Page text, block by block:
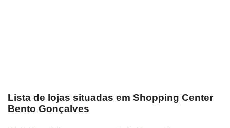
Lista de lojas situadas em Shopping Center
Bento Gonçalves